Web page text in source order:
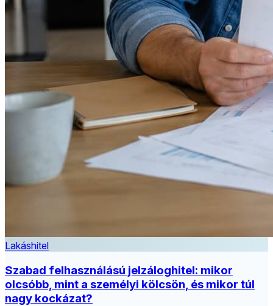
Lakáshitel
Szabad felhasználású jelzáloghitel: mikor
olcsóbb, mint a személyi kölcsön, és mikor túl
nagy kockázat?